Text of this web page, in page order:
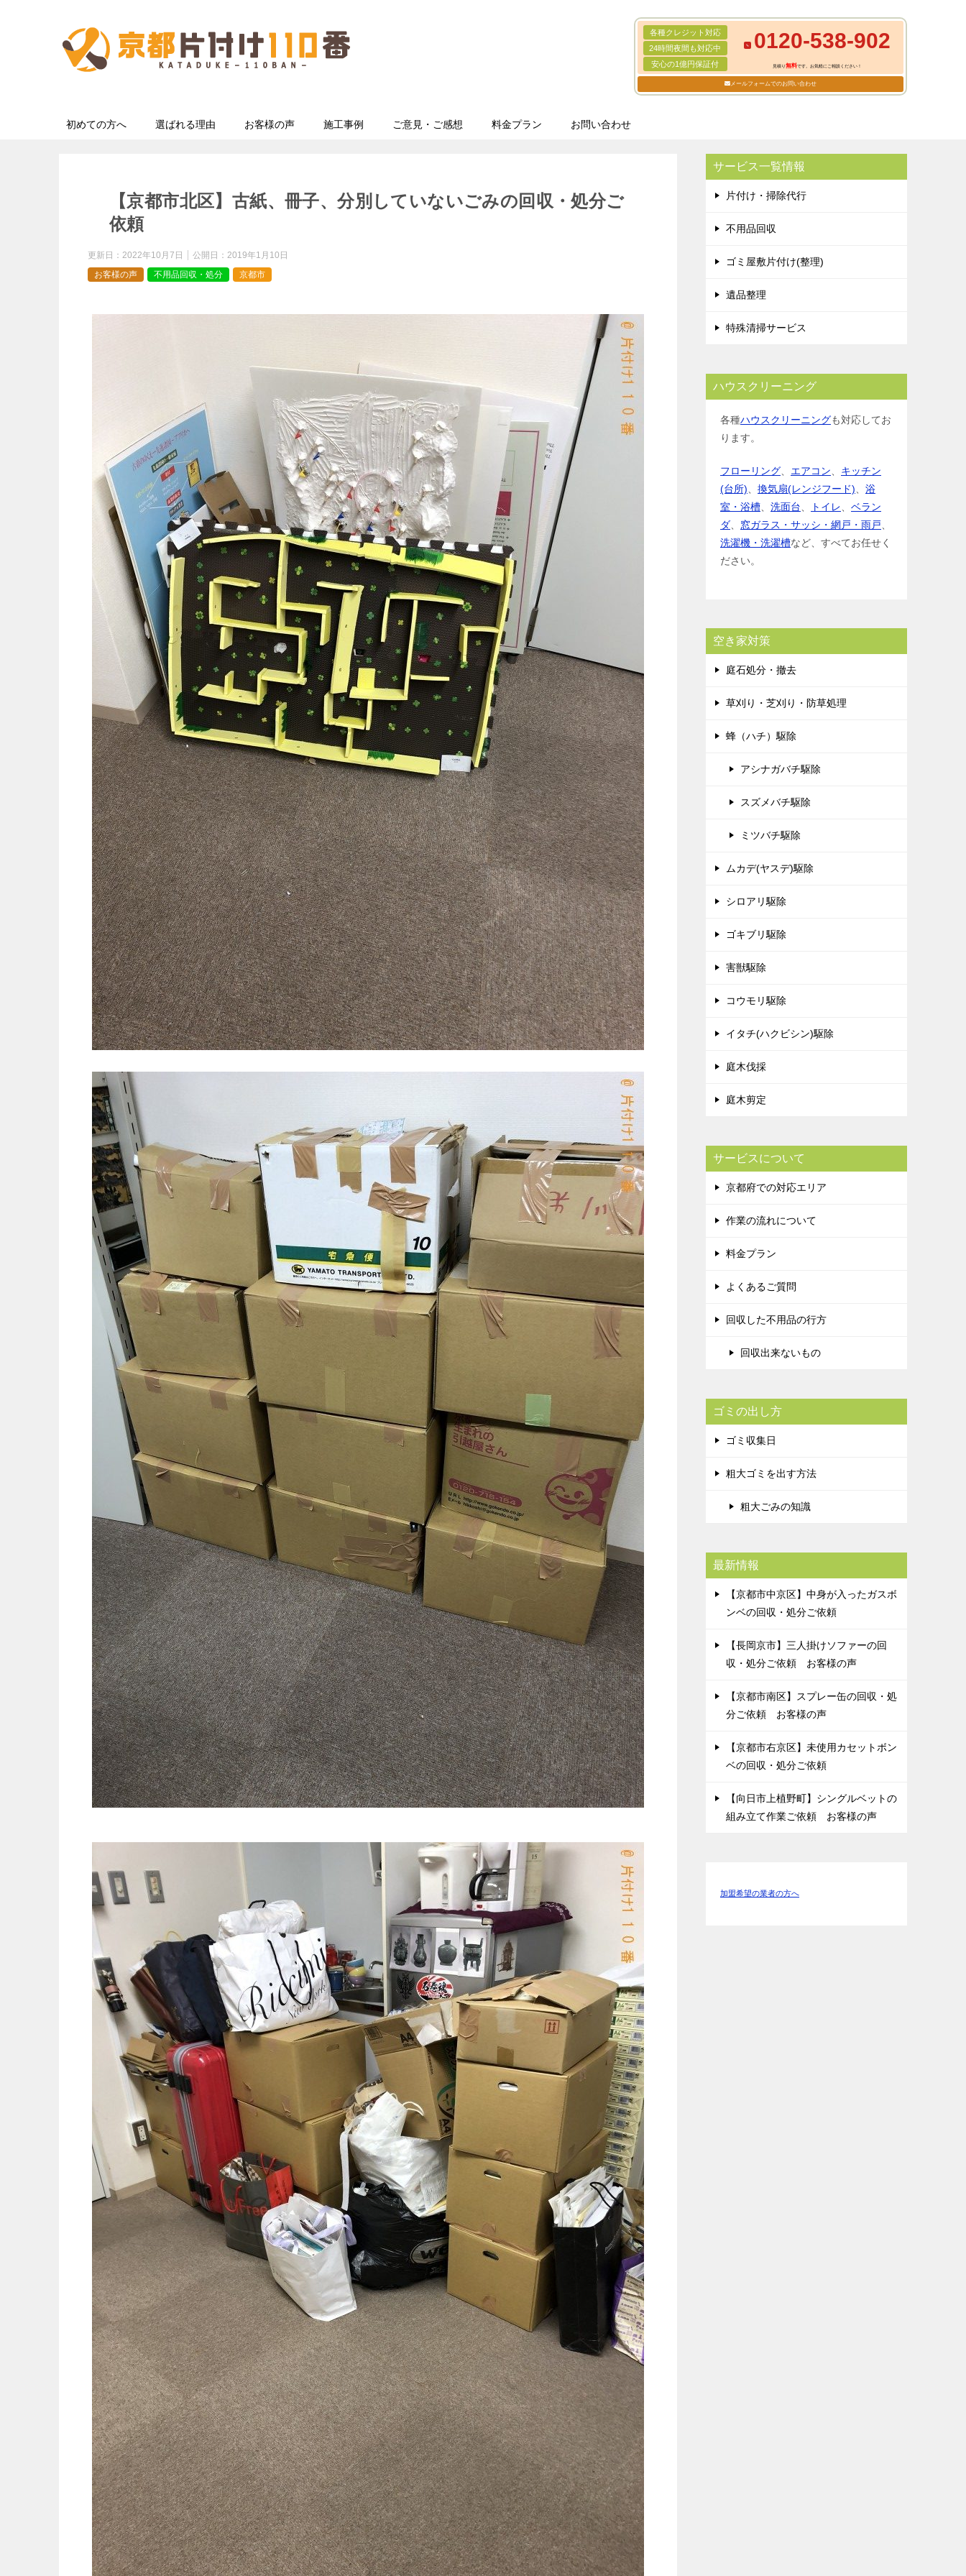
各種クレジット対応
24時間夜間も対応中
安心の1億円保証付
0120-538-902
見積り無料です。お気軽にご相談ください！
メールフォームでのお問い合わせ
初めての方へ 選ばれる理由 お客様の声 施工事例 ご意見・ご感想 料金プラン お問い合わせ
【京都市北区】古紙、冊子、分別していないごみの回収・処分ご
依頼
更新日： 2022年10月7日 公開日： 2019年1月10日
お客様の声
不用品回収・処分 京都市
サービス一覧情報
片付け・掃除代行
不用品回収
ゴミ屋敷片付け(整理)
遺品整理
特殊清掃サービス
ハウスクリーニング
各種ハウスクリーニングも対応してお
ります。
フローリング エアコン
キッチン
(台所)
換気扇(レンジフード)
浴
室・浴槽
洗面台 トイレ
ベラン
ダ
窓ガラス・サッシ・網戸・雨戸
洗濯機・洗濯槽など、すべてお任せく
ださい。
空き家対策
庭石処分・撤去
草刈り・芝刈り・防草処理
蜂（ハチ）駆除
アシナガバチ駆除
スズメバチ駆除
ミツバチ駆除
ムカデ(ヤスデ)駆除
シロアリ駆除
ゴキブリ駆除
害獣駆除
コウモリ駆除
イタチ(ハクビシン)駆除
庭木伐採
庭木剪定
サービスについて
京都府での対応エリア
作業の流れについて
料金プラン
よくあるご質問
回収した不用品の行方
回収出来ないもの
ゴミの出し方
ゴミ収集日
粗大ゴミを出す方法
粗大ごみの知識
最新情報
【京都市中京区】中身が入ったガスボ
ンベの回収・処分ご依頼
【長岡京市】三人掛けソファーの回
収・処分ご依頼 お客様の声
【京都市南区】スプレー缶の回収・処
分ご依頼 お客様の声
【京都市右京区】未使用カセットボン
ベの回収・処分ご依頼
【向日市上植野町】シングルベットの
組み立て作業ご依頼 お客様の声
加盟希望の業者の方へ